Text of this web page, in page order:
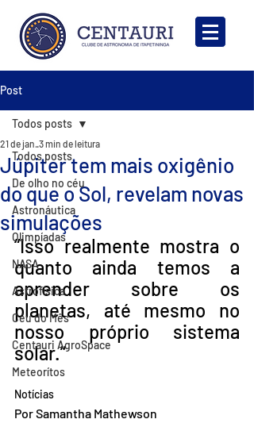
Post
Todos posts
De olho no céu
Astronáutica
Olimpíadas
NASA
Astrofísica
Céu do Mês
Centauri AgroSpace
Meteorítos
Todos posts
Júpiter tem mais oxigênio
do que o Sol, revelam novas
simulações
21 de jan.3 min de leitura
“Isso realmente mostra o
quanto ainda temos a
aprender sobre os
planetas, até mesmo no
nosso próprio sistema
solar.”
Notícias
Por Samantha Mathewson